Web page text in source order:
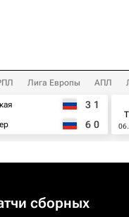
Лига Европы АПЛ
3 1
6 0
сборных